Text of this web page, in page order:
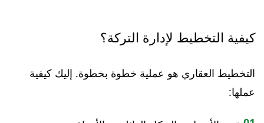
كيفية التخطيط لإدارة التركة؟
التخطيط العقاري هو عملية خطوة بخطوة. إليك كيفية
عملها: